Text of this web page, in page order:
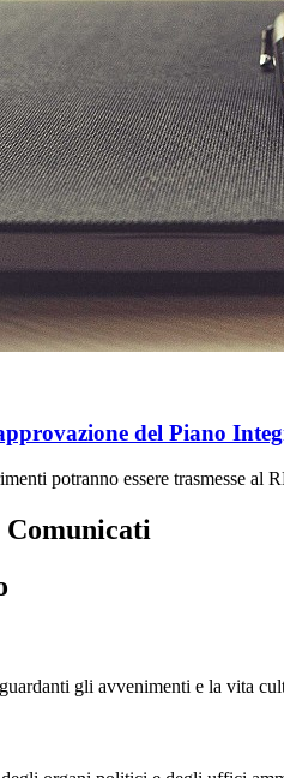
del Piano
potranno essere trasmesse al
Comunicati
gli avvenimenti e la vita